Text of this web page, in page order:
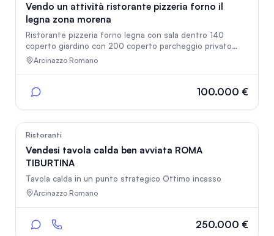
Vendo un attività ristorante pizzeria forno il
legna zona morena
Ristorante pizzeria forno legna con sala dentro 140
coperto giardino con 200 coperto parcheggio privato
vendo per motivi saluti
Arcinazzo Romano
100.000 €
Ristoranti
Vendesi tavola calda ben avviata ROMA
TIBURTINA
Tavola calda in un punto strategico Ottimo incasso
Arcinazzo Romano
250.000 €